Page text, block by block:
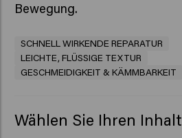
SCHNELL WIRKENDE REPARATUR
LEICHTE, FLÜSSIGE TEXTUR
GESCHMEIDIGKEIT & KÄMMBARKEIT
Wählen Sie Ihren Inhalt